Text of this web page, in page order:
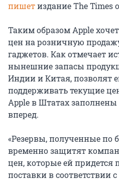
пишетиздание The Times
Таким образом Apple
цен на розничную
гаджетов. Как отмечает
нынешние запасы
Индии и Китая, позволят
поддерживать текущие
Apple в Штатах
вперед.
«Резервы, полученные по
временно защитят
цен, которые ей придется
поставки в соответствии